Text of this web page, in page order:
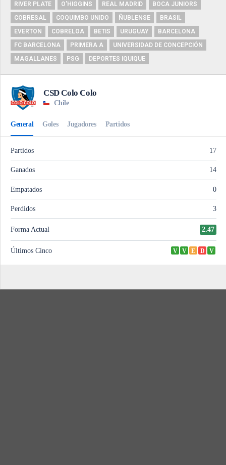
RIVER PLATE
O'HIGGINS REAL MADRID
BOCA JUNIORS
COBRESAL
COQUIMBO UNIDO ÑUBLENSE
BRASIL
EVERTON
COBRELOA BETIS URUGUAY
BARCELONA
FC BARCELONA
PRIMERA A
UNIVERSIDAD DE CONCEPCIÓN
MAGALLANES
PSG DEPORTES IQUIQUE